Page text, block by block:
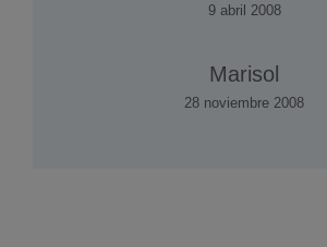
9 abril 2008
Marisol
28 noviembre 2008